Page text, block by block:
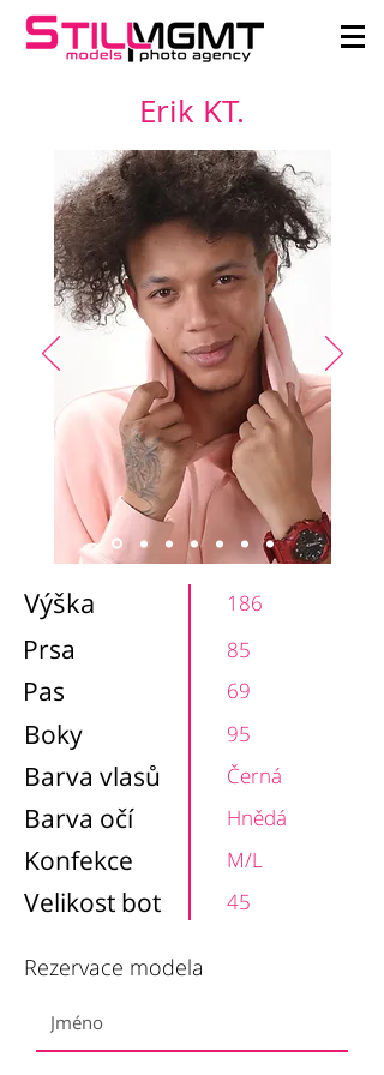
Erik KT.
Výška 186
Prsa 85
Pas 69
Boky 95
Barva vlasů Černá
Barva očí Hnědá
Konfekce M/L
Velikost bot 45
Rezervace modela